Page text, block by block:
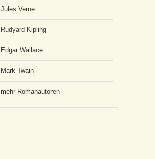
Jules Verne
Rudyard Kipling
Edgar Wallace
Mark Twain
mehr Romanautoren